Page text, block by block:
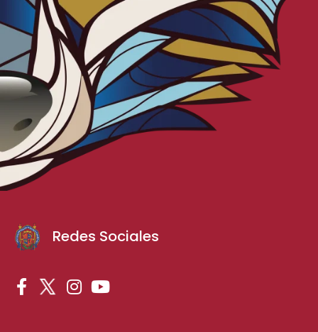
Redes Sociales